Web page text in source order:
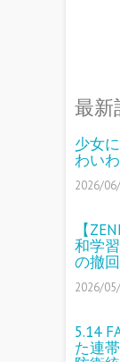
最新
少女
わい
2026/
【
和学
の撤
2026/
5.14
た連